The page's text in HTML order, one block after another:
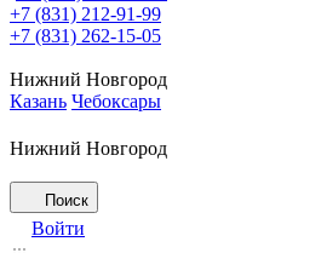
+7 (831) 212-91-99
+7 (831) 262-15-05
Нижний Новгород
Казань Чебоксары
Нижний Новгород
Поиск
Войти